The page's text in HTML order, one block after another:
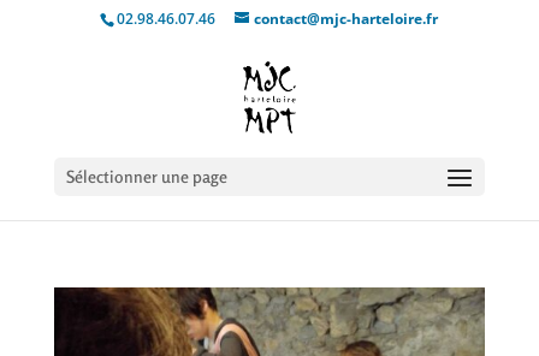
02.98.46.07.46 contact@mjc-harteloire.fr
Sélectionner une page